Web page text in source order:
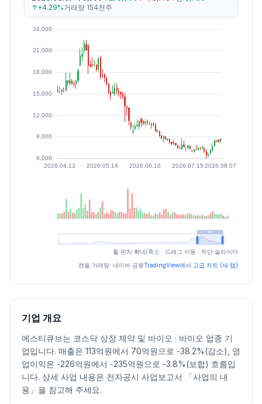
↑+4.29%거래량 154천주
최근 구간 일별 OHLCV (스크린 리더용)
고가 저가 종가 등락률%거래량
2026.07.06
8180854078908090-0.12 206421
2026.07.07
81008180 77307920-2.10 201443
2026.07.08
7760
2026.07.10
7260 88007260 79306.30 251746
2026.07.13
79108520 75707610 -4.04275042
2026.07.14
7410 7610 7010 7430 -2.37 247691
2026.07.15
750079007500
휠·핀치 확대/축소 · 드래그 이동 · 하단 슬라이더
캔들·거래량: 네이버 금융TradingView에서 고급 차트 (새 탭)
기업 개요
에스티큐브는 코스닥 상장 제약 및 바이오 · 바이오 업종 기
업입니다. 매출은 113억원에서 70억원으로 -38.2%(감소), 영
업이익은 -226억원에서 -235억원으로 -3.8%(보합) 흐름입
니다. 상세 사업 내용은 전자공시 사업보고서 「사업의 내
용」을 참고해 주세요.